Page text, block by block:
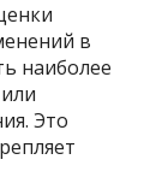
в
наиболее
Это